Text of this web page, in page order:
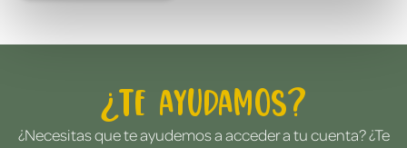
¿Te ayudamos?
¿Necesitas que te ayudemos a acceder a tu cuenta? ¿Te